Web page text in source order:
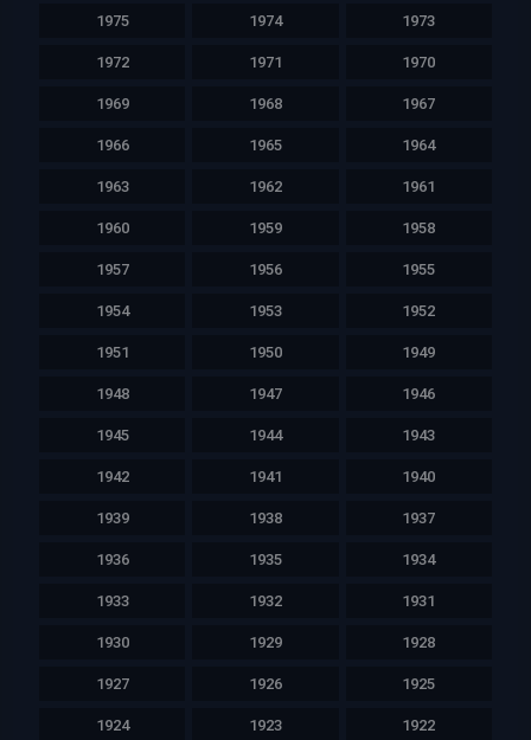
1975 1974 1973
1972 1971 1970
1969 1968 1967
1966 1965 1964
1963 1962 1961
1960 1959 1958
1957 1956 1955
1954 1953 1952
1951 1950 1949
1948 1947 1946
1945 1944 1943
1942 1941 1940
1939 1938 1937
1936 1935 1934
1933 1932 1931
1930 1929 1928
1927 1926 1925
1924 1923 1922